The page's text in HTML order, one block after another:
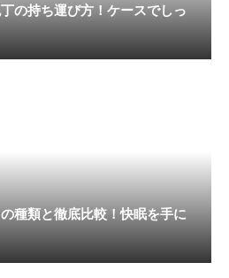
の持ち運び方！ケースでしっ
種類と徹底比較！快眠を手に